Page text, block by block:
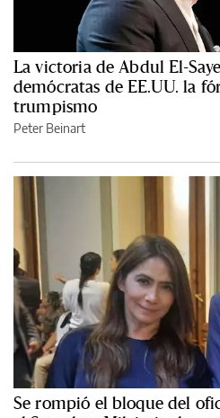
La victoria de Abdul El-
demócratas de EE.UU. la
trumpismo
Peter Beinart
Se rompió el bloque del